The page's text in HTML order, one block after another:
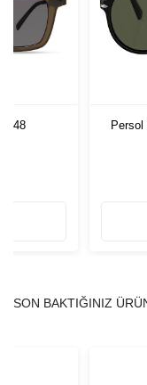
48
Persol
SON BAKTIĞINIZ